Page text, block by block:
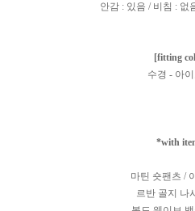
안감 : 있음 / 비침 : 없
[fitting
수경 - 아이
*with
마틴 숏팬츠 /
르반 골지 나